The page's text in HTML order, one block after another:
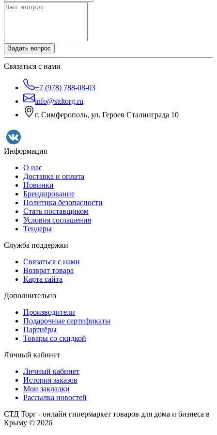
Задать вопрос
Связаться с нами
+7 (978) 788-08-03
info@stdtorg.ru
г. Симферополь, ул. Героев Сталинграда 10
Информация
О нас
Доставка и оплата
Новинки
Брендирование
Политика безопасности
Стать поставщиком
Условия соглашения
Тендеры
Служба поддержки
Связаться с нами
Возврат товара
Карта сайта
Дополнительно
Производители
Подарочные сертификаты
Партнёры
Товары со скидкой
Личный кабинет
Личный кабинет
История заказов
Мои закладки
Рассылка новостей
СТД Торг - онлайн гипермаркет товаров для дома и бизнеса в
Крыму © 2026